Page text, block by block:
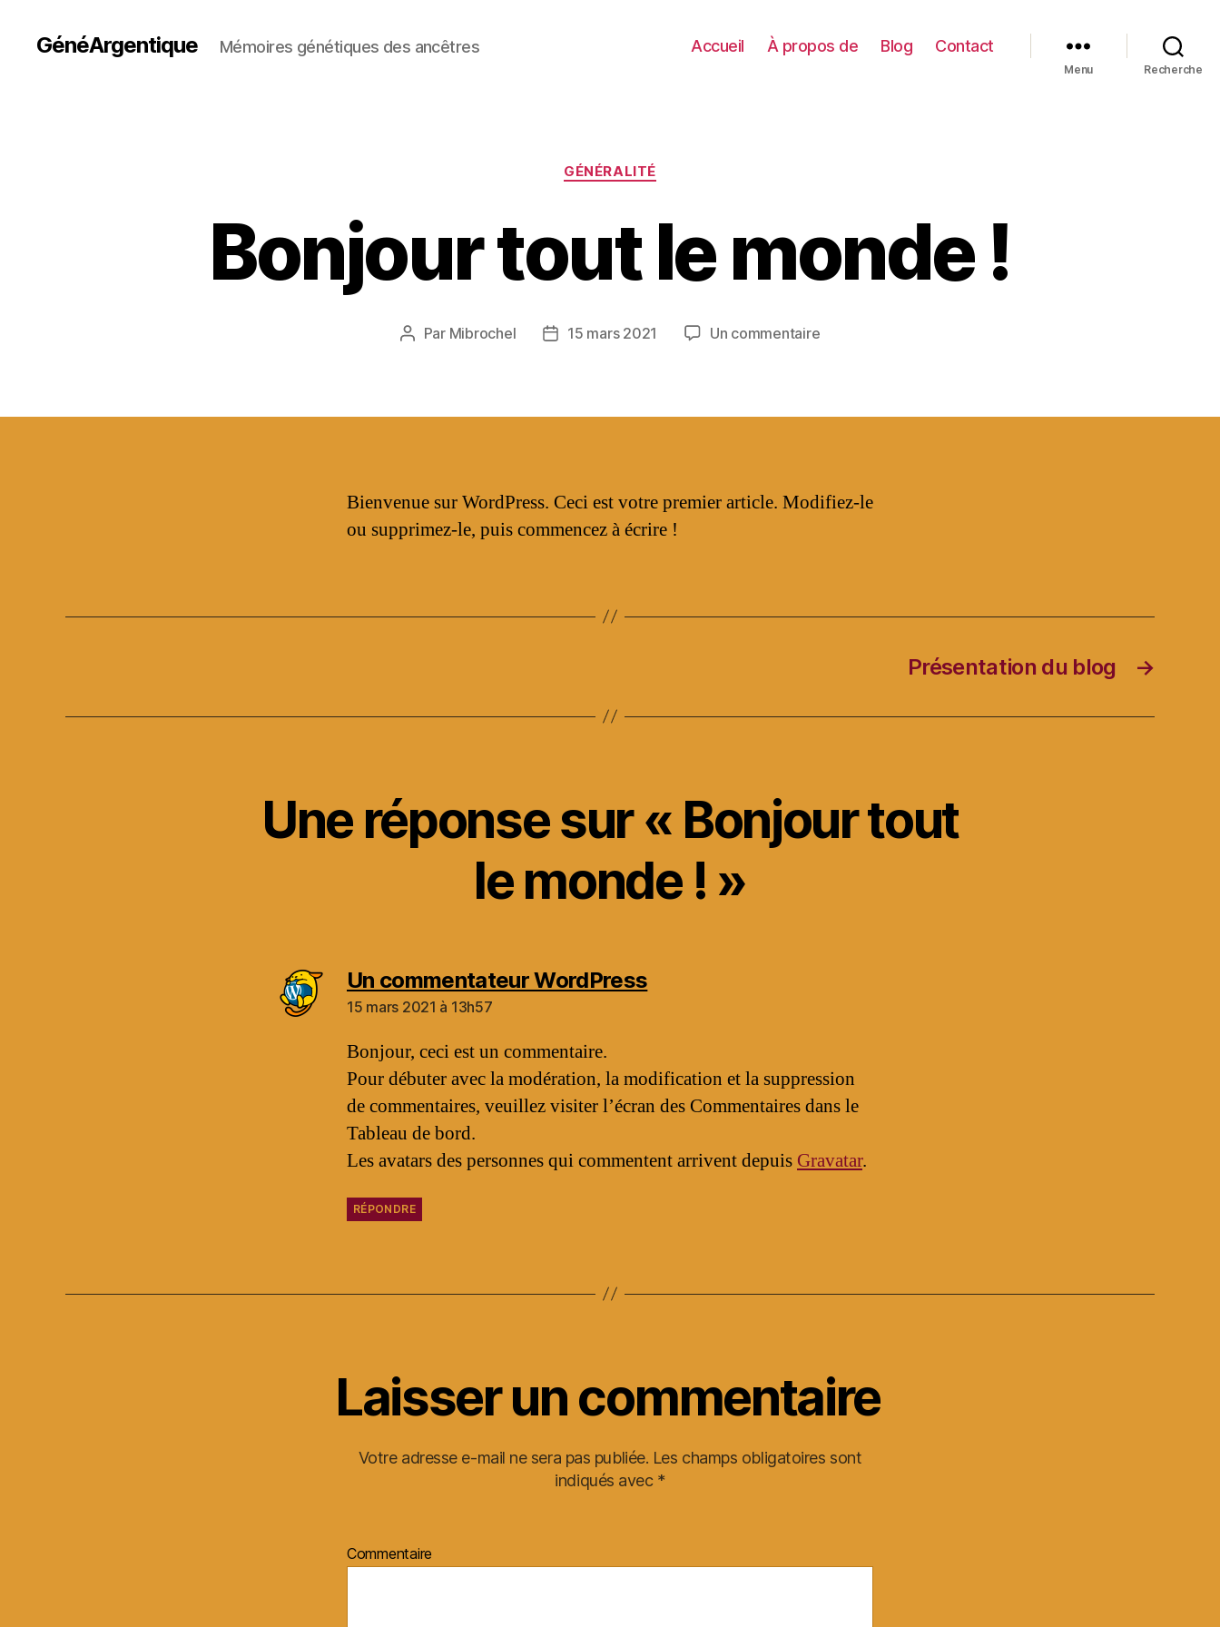
GénéArgentique Mémoires génétiques des ancêtres Accueil À propos de Blog Contact
Menu Recherche
Catégories
GÉNÉRALITÉ
Bonjour tout le monde !
Auteur
Par Mibrochel
Date15 mars 2021 Un commentairesur
monde !
Bienvenue sur WordPress. Ceci est votre premier article. Modifiez-le
ou supprimez-le, puis commencez à écrire !
→
Présentation du blog
Une réponse sur « Bonjour tout
le monde ! »
Un commentateur WordPressdit :
15 mars 2021 à 13h57
Bonjour, ceci est un commentaire.
Pour débuter avec la modération, la modification et la suppression
de commentaires, veuillez visiter l’écran des Commentaires dans le
Tableau de bord.
Les avatars des personnes qui commentent arrivent depuis Gravatar.
RÉPONDRE
Laisser un commentaire
Votre adresse e-mail ne sera pas publiée. Les champs obligatoires sont
indiqués avec *
Commentaire